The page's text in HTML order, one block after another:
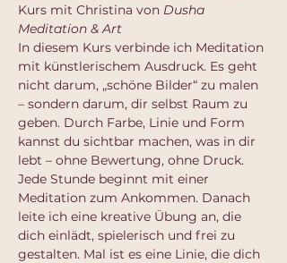
Kurs mit Christina von Dusha
Meditation & Art
In diesem Kurs verbinde ich Meditation
mit künstlerischem Ausdruck. Es geht
nicht darum, „schöne Bilder“ zu malen
– sondern darum, dir selbst Raum zu
geben. Durch Farbe, Linie und Form
kannst du sichtbar machen, was in dir
lebt – ohne Bewertung, ohne Druck.
Jede Stunde beginnt mit einer
Meditation zum Ankommen. Danach
leite ich eine kreative Übung an, die
dich einlädt, spielerisch und frei zu
gestalten. Mal ist es eine Linie, die dich